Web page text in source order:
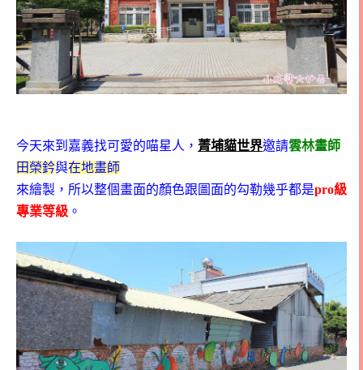
今天來到嘉義找可愛的喵星人， 菁埔貓世界邀請雲林畫師
田榮鈐與在地畫師
來繪製，所以整個畫面的顏色跟圖面的勾勒幾乎都是pro級
專業等級 。